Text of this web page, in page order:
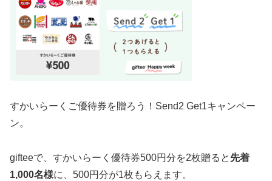
すかいらーくご優待券を贈ろう！Send2 Get1キャンペー
ン。
gifteeで、すかいらーく優待券500円分を2枚贈ると 先着
1,000名様に、500円分が1枚もらえます。